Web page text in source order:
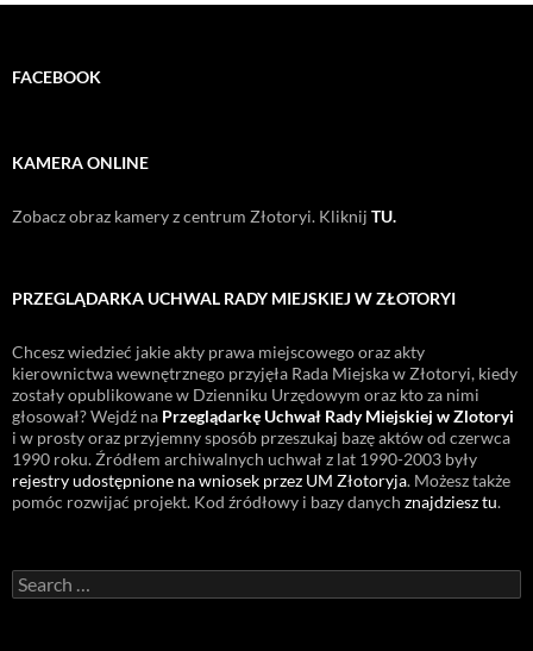
FACEBOOK
KAMERA ONLINE
Zobacz obraz kamery z centrum Złotoryi. Kliknij TU.
PRZEGLĄDARKA UCHWAL RADY MIEJSKIEJ W ZŁOTORYI
Chcesz wiedzieć jakie akty prawa miejscowego oraz akty
kierownictwa wewnętrznego przyjęła Rada Miejska w Złotoryi, kiedy
zostały opublikowane w Dzienniku Urzędowym oraz kto za nimi
głosował? Wejdź na Przeglądarkę Uchwał Rady Miejskiej w Zlotoryi
i w prosty oraz przyjemny sposób przeszukaj bazę aktów od czerwca
1990 roku. Źródłem archiwalnych uchwał z lat 1990-2003 były
rejestry udostępnione na wniosek przez UM Złotoryja. Możesz także
pomóc rozwijać projekt. Kod źródłowy i bazy danych znajdziesz tu.
Search
for: